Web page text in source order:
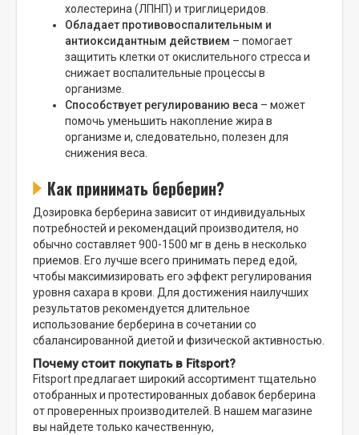
холестерина (ЛПНП) и триглицеридов.
Обладает противовоспалительным и
антиоксидантным действием – помогает
защитить клетки от окислительного стресса и
снижает воспалительные процессы в
организме.
Способствует регулированию веса – может
помочь уменьшить накопление жира в
организме и, следовательно, полезен для
снижения веса.
Как принимать берберин?
Дозировка берберина зависит от индивидуальных
потребностей и рекомендаций производителя, но
обычно составляет 900-1500 мг в день в несколько
приемов. Его лучше всего принимать перед едой,
чтобы максимизировать его эффект регулирования
уровня сахара в крови. Для достижения наилучших
результатов рекомендуется длительное
использование берберина в сочетании со
сбалансированной диетой и физической активностью.
Почему стоит покупать в Fitsport?
Fitsport предлагает широкий ассортимент тщательно
отобранных и протестированных добавок берберина
от проверенных производителей. В нашем магазине
вы найдете только качественную,